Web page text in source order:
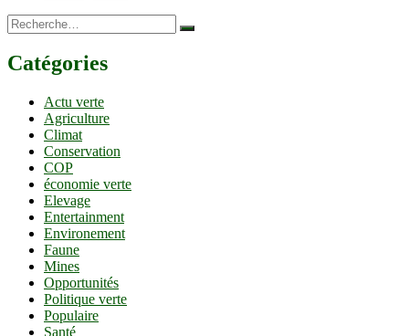
Recherche…
Catégories
Actu verte
Agriculture
Climat
Conservation
COP
économie verte
Elevage
Entertainment
Environement
Faune
Mines
Opportunités
Politique verte
Populaire
Santé